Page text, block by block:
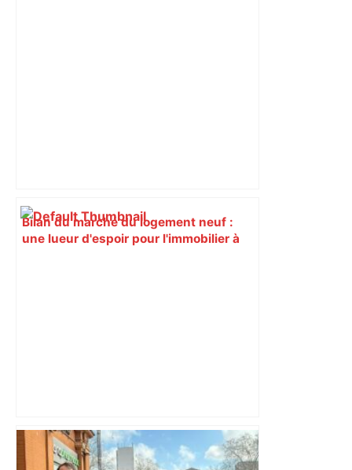
Bilan du marché du logement neuf :
une lueur d'espoir pour l'immobilier à
ENTRETIEN. Municipales 2026 à
Toulouse : sous le feu des critiques,